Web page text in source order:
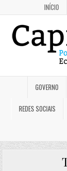
INÍCIO
GOVERNO
REDES SOCIAIS